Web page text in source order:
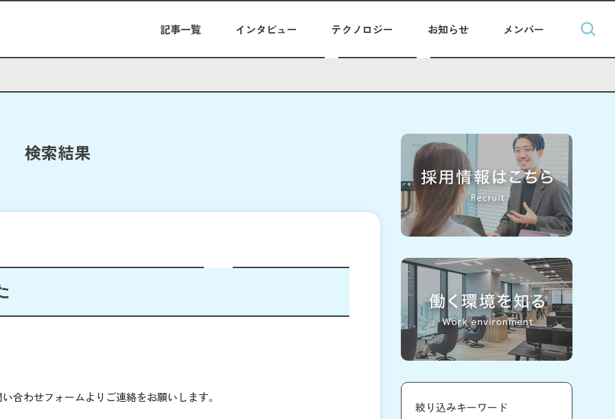
記事一覧 インタビュー テクノロジー お知らせ メンバー
検索結果
合わせフォームよりご連絡をお願いします。
絞り込みキーワード